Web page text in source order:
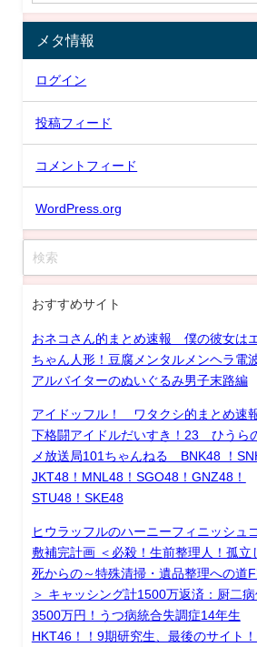
メタ情報
ログイン
投稿フィード
コメントフィード
WordPress.org
おすすめサイト
おネコさん的まとめ速報 僕の彼女は
ちゃん人形！豆腐メンタルメンヘラ電
アルバイターのぬいぐるみ男子末路編
アイドッフル！ ワタクシ的まとめ
下格闘アイドルだいすき！23 ひうら
メ放送局101ちゃんねる BNK48 ！
JKT48！MNL48！SGO48！GNZ48！
STU48！SKE48
ヒウラッフルのハーニーフィニッシュ
敷補完計画 ＜必殺！生前整理人！孤立
死からの～特殊清掃・遺品整理への道
＞ キャッシング計1500万返済：厨二病
3500万円！うつ病統合失調症14年生
HKT46！！9期研究生、最後のサイト